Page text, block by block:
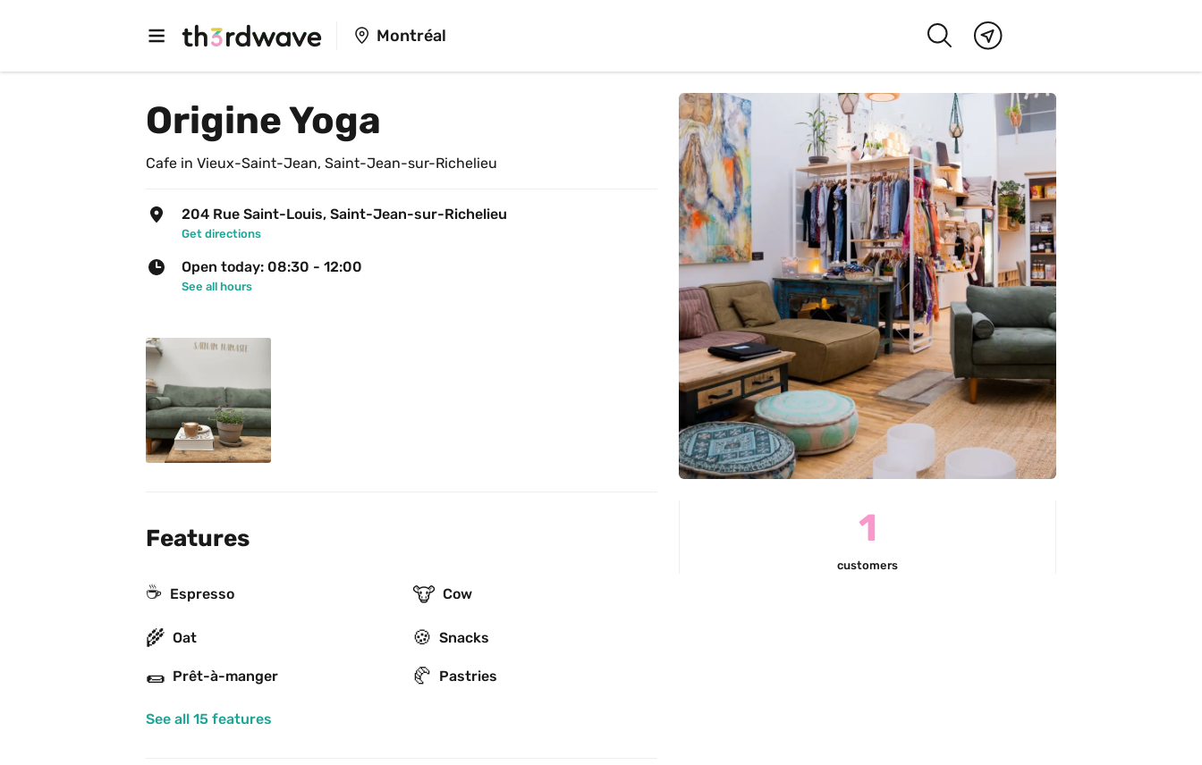
Montréal
1
customers
Origine Yoga
Cafe in Vieux-Saint-Jean, Saint-Jean-sur-Richelieu
204 Rue Saint-Louis, Saint-Jean-sur-Richelieu
Get directions
Open today: 08:30 - 12:00
See all hours
Features
☕ Espresso 🐮 Cow
🌾 Oat 🍪 Snacks
🌯 Prêt-à-manger 🥐 Pastries
See all 15 features